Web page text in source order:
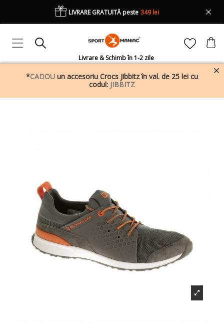
Livrare & Schimb în 1-2 zile
LIVRARE GRATUITĂ peste 349 lei
*CADOU un accesoriu Crocs Jibbitz în val. de 25 lei cu
codul: JIBBITZ